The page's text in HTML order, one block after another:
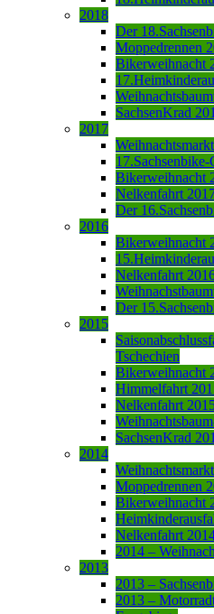
2018
Der
Moppedrennen
Bikerweihnacht
SachsenKrad
2017
Bikerweihnacht
Nelkenfahrt
Der
2016
Bikerweihnacht
Nelkenfahrt
Der
2015
Tschechien
Bikerweihnacht
Himmelfahrt
Nelkenfahrt
SachsenKrad
2014
Moppedrennen
Bikerweihnacht
Nelkenfahrt
2014 –
2013
2013 –
2013 –